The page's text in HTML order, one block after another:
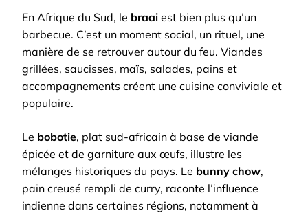
En Afrique du Sud, le braai est bien plus qu’un
barbecue. C’est un moment social, un rituel, une
manière de se retrouver autour du feu. Viandes
grillées, saucisses, maïs, salades, pains et
accompagnements créent une cuisine conviviale et
populaire.
Le bobotie, plat sud-africain à base de viande
épicée et de garniture aux œufs, illustre les
mélanges historiques du pays. Le bunny chow,
pain creusé rempli de curry, raconte l’influence
indienne dans certaines régions, notamment à